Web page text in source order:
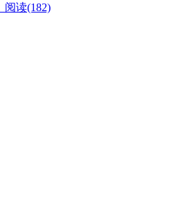
阅读(182)